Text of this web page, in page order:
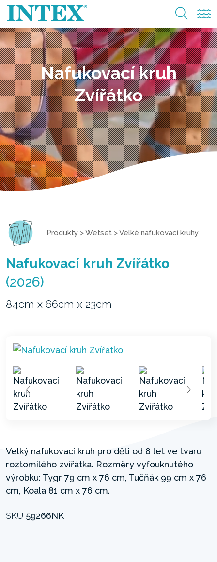
Nafukovací kruh
Zvířátko
Produkty >Wetset >Velké nafukovací kruhy
Nafukovací kruh Zvířátko
(2026)
84cm x 66cm x 23cm
Velký nafukovací kruh pro děti od 8 let ve tvaru
roztomilého zvířátka. Rozměry vyfouknutého
výrobku: Tygr 79 cm x 76 cm, Tučňák 99 cm x 76
cm, Koala 81 cm x 76 cm.
SKU 59266NK